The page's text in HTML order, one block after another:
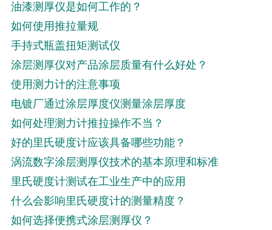
油漆测厚仪是如何工作的？
如何使用推拉量规
手持式瓶盖扭矩测试仪
涂层测厚仪对产品涂层质量有什么好处？
使用测力计的注意事项
电镀厂通过涂层厚度仪测量涂层厚度
如何处理测力计推拉操作不当？
好的里氏硬度计应该具备哪些功能？
涡流数字涂层测厚仪技术的基本原理和标准
里氏硬度计测试在工业生产中的应用
什么会影响里氏硬度计的测量精度？
如何选择便携式涂层测厚仪？